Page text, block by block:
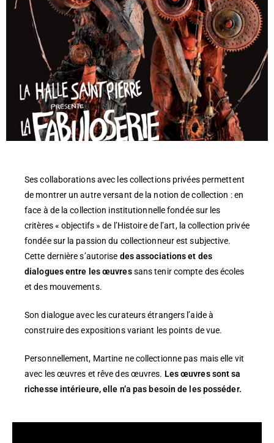
Ses collaborations avec les collections privées permettent
de montrer un autre versant de la notion de collection : en
face à de la collection institutionnelle fondée sur les
critères « objectifs » de l’Histoire de l’art, la collection privée
fondée sur la passion du collectionneur est subjective.
Cette dernière s’autorise des associations et des
dialogues entre les œuvressans tenir compte des écoles
et des mouvements.
Son dialogue avec les curateurs étrangers l’aide à
construire des expositions variant les points de vue.
Personnellement, Martine ne collectionne pas mais elle vit
avec les œuvres et rêve des œuvres. Les œuvres sont sa
richesse intérieure, elle n’a pas besoin de les posséder.